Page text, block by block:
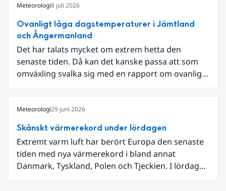
Meteorologi8 juli 2026
Ovanligt låga dagstemperaturer i Jämtland
och Ångermanland
Det har talats mycket om extrem hetta den
senaste tiden. Då kan det kanske passa att som
omväxling svalka sig med en rapport om ovanligt
Meteorologi29 juni 2026
Skånskt värmerekord under lördagen
Extremt varm luft har berört Europa den senaste
tiden med nya värmerekord i bland annat
Danmark, Tyskland, Polen och Tjeckien. I lördags